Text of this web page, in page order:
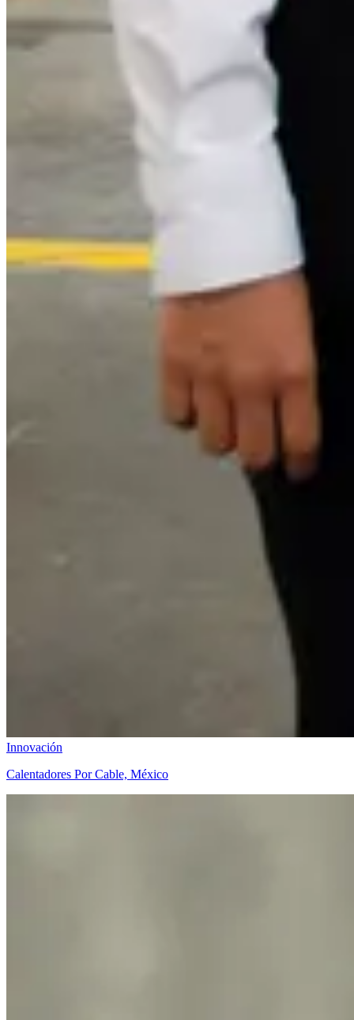
Innovación
Calentadores Por Cable, México